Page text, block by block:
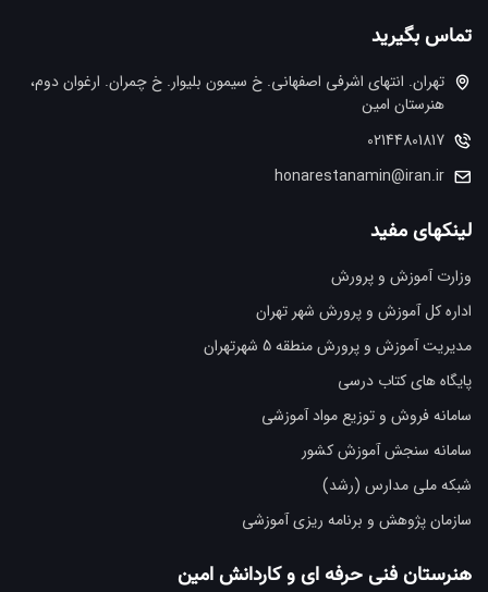
تماس بگیرید
تهران. انتهاي اشرفي اصفهاني. خ سيمون بليوار. خ چمران. ارغوان دوم،
هنرستان امین
02144801817
honarestanamin@iran.ir
لینکهای مفید
وزارت آموزش و پرورش
اداره کل آموزش و پرورش شهر تهران
مدیریت آموزش و پرورش منطقه 5 شهرتهران
پایگاه های کتاب درسی
سامانه فروش و توزیع مواد آموزشی
سامانه سنجش آموزش کشور
شبکه ملی مدارس (رشد)
سازمان پژوهش و برنامه ریزی آموزشی
هنرستان فنی حرفه ای و کاردانش امین